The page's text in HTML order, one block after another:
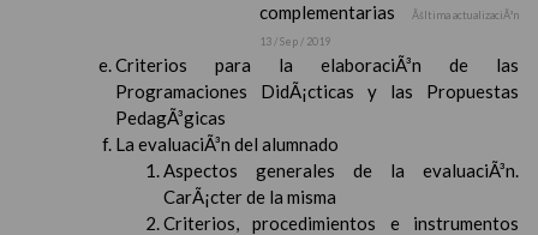
complementarias
Ãšltima actualizaciÃ³n
13 / Sep / 2019
Criterios para la elaboraciÃ³n de las
Programaciones DidÃ¡cticas y las Propuestas
PedagÃ³gicas
La evaluaciÃ³n del alumnado
Aspectos generales de la evaluaciÃ³n.
CarÃ¡cter de la misma
Criterios, procedimientos e instrumentos